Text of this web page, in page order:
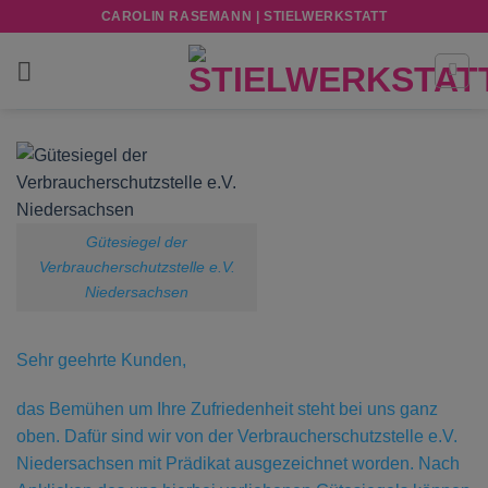
springen
CAROLIN RASEMANN | STIELWERKSTATT
Gütesiegel der
Verbraucherschutzstelle e.V.
Niedersachsen
Sehr geehrte Kunden,
das Bemühen um Ihre Zufriedenheit steht bei uns ganz
oben. Dafür sind wir von der Verbraucherschutzstelle e.V.
Niedersachsen mit Prädikat ausgezeichnet worden. Nach